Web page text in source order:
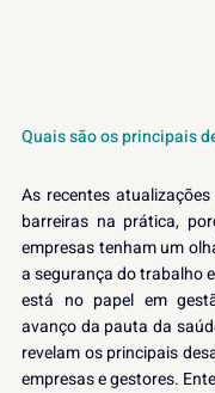
Quais são os principais
As recentes
barreiras na prática,
empresas tenham um
a segurança do trabalho
está no papel em
avanço da pauta da
revelam os principais
empresas e gestores.